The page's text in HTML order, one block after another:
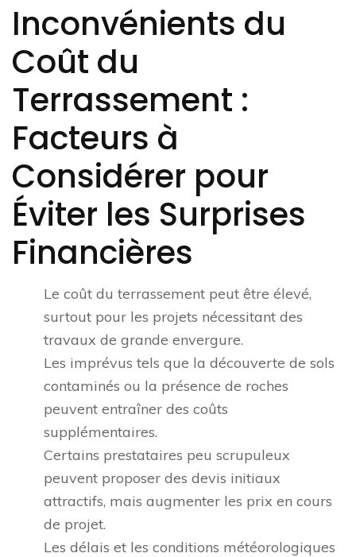
Inconvénients du
Coût du
Terrassement :
Facteurs à
Considérer pour
Éviter les Surprises
Financières
Le coût du terrassement peut être élevé,
surtout pour les projets nécessitant des
travaux de grande envergure.
Les imprévus tels que la découverte de sols
contaminés ou la présence de roches
peuvent entraîner des coûts
supplémentaires.
Certains prestataires peu scrupuleux
peuvent proposer des devis initiaux
attractifs, mais augmenter les prix en cours
de projet.
Les délais et les conditions météorologiques